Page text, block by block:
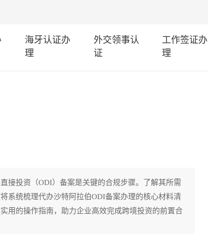
海牙认证办
理
外交领事认
证
工作签证办
理
接投资（ODI）备案是关键的合规步骤。了解其所需
系统梳理代办沙特阿拉伯ODI备案办理的核心材料清
用的操作指南，助力企业高效完成跨境投资的前置合